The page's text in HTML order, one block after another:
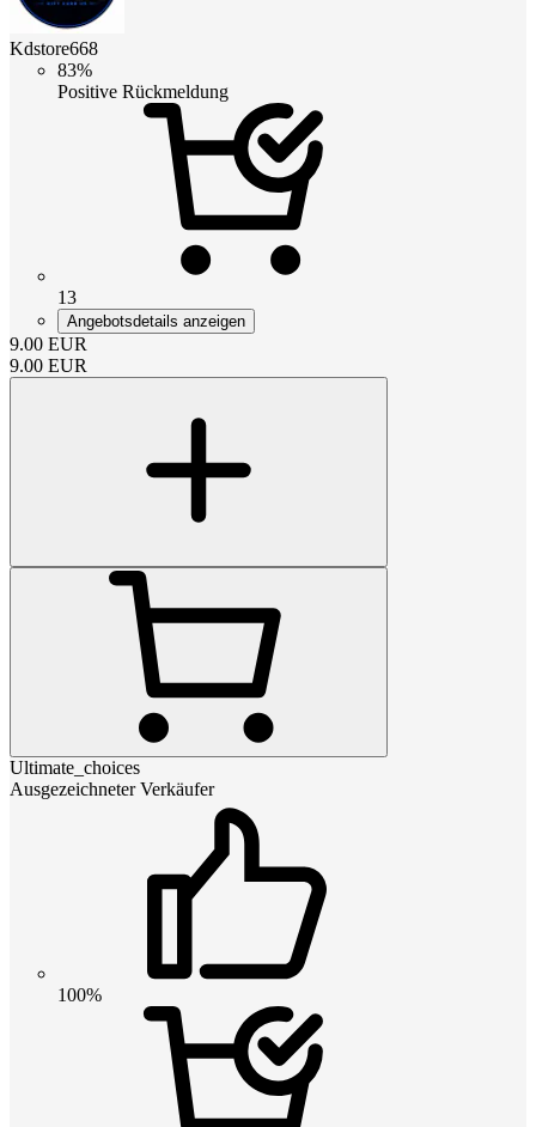
Kdstore668
83%
Positive Rückmeldung
13
Angebotsdetails anzeigen
9.00 EUR
9.00 EUR
Ultimate_choices
Ausgezeichneter Verkäufer
100%